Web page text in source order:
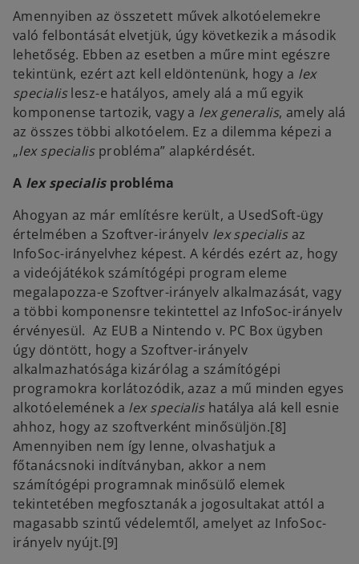
Amennyiben az összetett művek alkotóelemekre
való felbontását elvetjük, úgy következik a második
lehetőség. Ebben az esetben a műre mint egészre
tekintünk, ezért azt kell eldöntenünk, hogy a lex
specialislesz-e hatályos, amely alá a mű egyik
komponense tartozik, vagy a lex generalis, amely alá
az összes többi alkotóelem. Ez a dilemma képezi a
„lex specialisprobléma” alapkérdését.
A lex specialisprobléma
Ahogyan az már említésre került, a UsedSoft-ügy
értelmében a Szoftver-irányelv lex specialisaz
InfoSoc-irányelvhez képest. A kérdés ezért az, hogy
a videójátékok számítógépi program eleme
megalapozza-e Szoftver-irányelv alkalmazását, vagy
a többi komponensre tekintettel az InfoSoc-irányelv
érvényesül. Az EUB a Nintendo v. PC Box ügyben
úgy döntött, hogy a Szoftver-irányelv
alkalmazhatósága kizárólag a számítógépi
programokra korlátozódik, azaz a mű minden egyes
alkotóelemének a lex specialishatálya alá kell esnie
ahhoz, hogy az szoftverként minősüljön.[8]
Amennyiben nem így lenne, olvashatjuk a
főtanácsnoki indítványban, akkor a nem
számítógépi programnak minősülő elemek
tekintetében megfosztanák a jogosultakat attól a
magasabb szintű védelemtől, amelyet az InfoSoc-
irányelv nyújt.[9]